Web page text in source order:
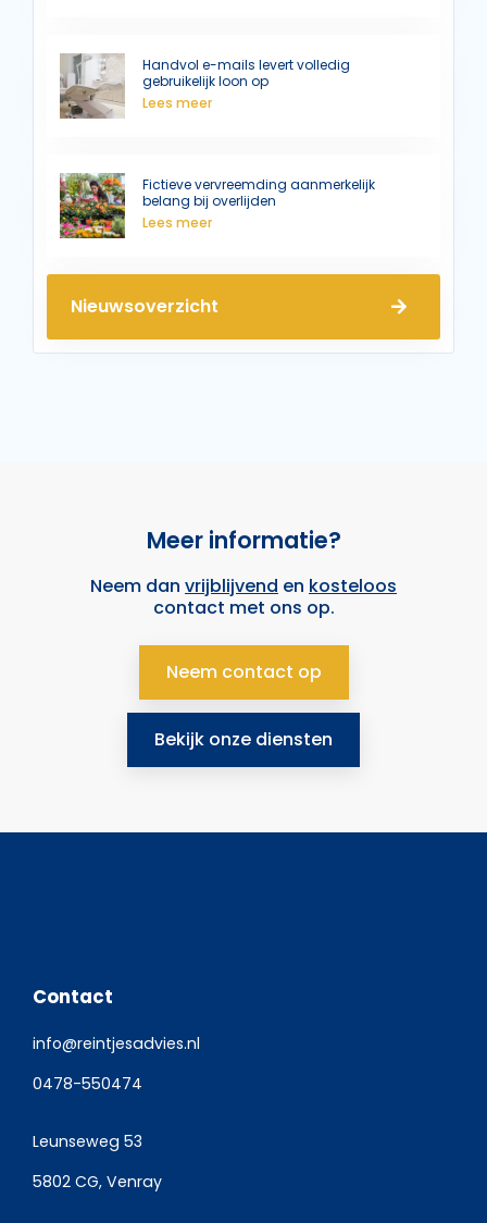
Handvol e-mails levert volledig
gebruikelijk loon op
Lees meer
Fictieve vervreemding aanmerkelijk
belang bij overlijden
Lees meer
Nieuwsoverzicht
Meer informatie?
Neem dan vrijblijvend en kosteloos
contact met ons op.
Neem contact op
Bekijk onze diensten
Contact
info@reintjesadvies.nl
0478-550474
Leunseweg 53
5802 CG, Venray